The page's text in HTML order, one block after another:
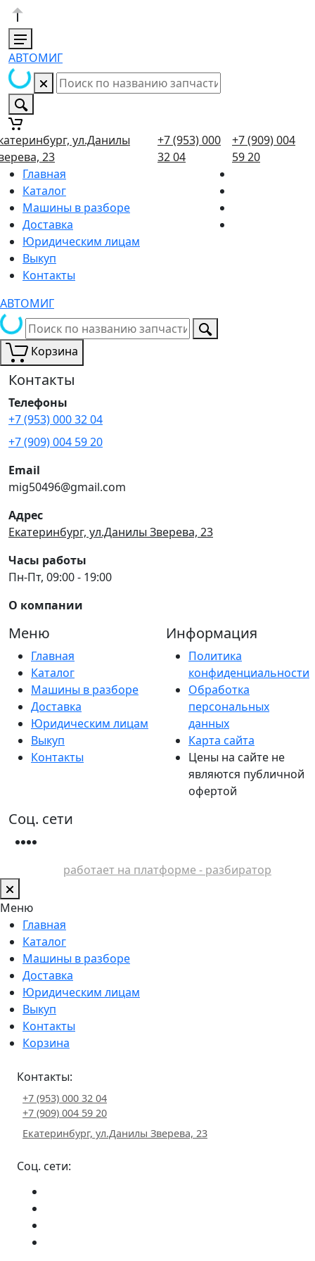
АВТОМИГ
ул.Данилы
23
+7 (953) 000
32 04
+7 (909) 004
59 20
Главная
Каталог
Машины в разборе
Доставка
Юридическим лицам
Выкуп
Контакты
АВТОМИГ
Корзина
Контакты
Телефоны
+7 (953) 000 32 04
+7 (909) 004 59 20
Email
mig50496@gmail.com
Адрес
Екатеринбург, ул.Данилы Зверева, 23
Часы работы
Пн-Пт, 09:00 - 19:00
О компании
Меню
Главная
Каталог
Машины в разборе
Доставка
Юридическим лицам
Выкуп
Контакты
Информация
Политика
конфиденциальности
Обработка
персональных
данных
Карта сайта
Цены на сайте не
являются публичной
офертой
Соц. сети
работает на платформе - разбиратор
Меню
Главная
Каталог
Машины в разборе
Доставка
Юридическим лицам
Выкуп
Контакты
Корзина
Контакты:
+7 (953) 000 32 04
+7 (909) 004 59 20
Екатеринбург, ул.Данилы Зверева, 23
Соц. сети: